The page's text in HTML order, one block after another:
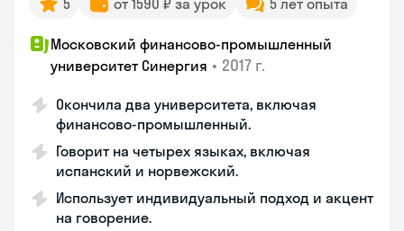
5 от 1590 ₽ за урок 5 лет опыта
Московский финансово-промышленный
университет Синергия • 2017 г.
Окончила два университета, включая
финансово-промышленный.
Говорит на четырех языках, включая
испанский и норвежский.
Использует индивидуальный подход и акцент
на говорение.